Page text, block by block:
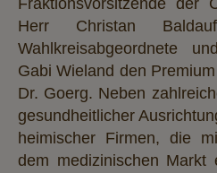
Fraktionsvorsitzende der
Herr Christan
Wahlkreisabgeordnete
Gabi Wieland den
Dr. Goerg. Neben
gesundheitlicher
heimischer Firmen, die
dem medizinischen Markt